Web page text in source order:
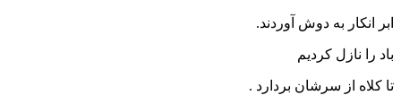
ابر انکار به دوش آوردند.
باد را نازل کردیم
تا کلاه از سرشان بردارد .